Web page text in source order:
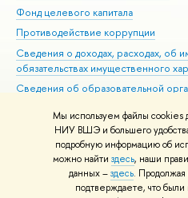
Мы используем файлы cookies
НИУ ВШЭ и большего
подробную информацию об
можно найти здесь, наши
данных –здесь. Продолжая
подтверждаете, что
Фонд целевого капитала
Противодействие коррупции
Сведения о доходах, расходах, об
обязательствах имущественного
Сведения об образовательной
Людям с ограниченными
Единая платежная страница
Работа в Вышке